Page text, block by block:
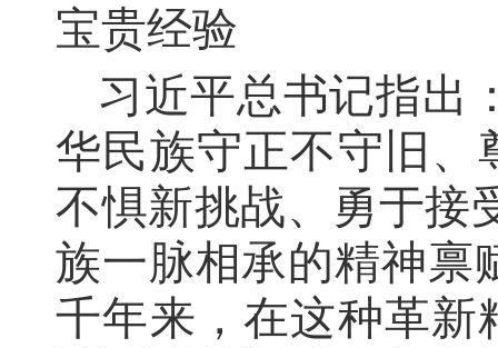
宝贵经验
习近平总书记指出
华民族守正不守旧、
不惧新挑战、勇于接
族一脉相承的精神禀
千年来，在这种革新